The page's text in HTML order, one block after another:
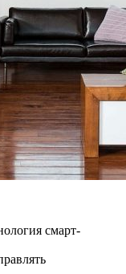
смарт-